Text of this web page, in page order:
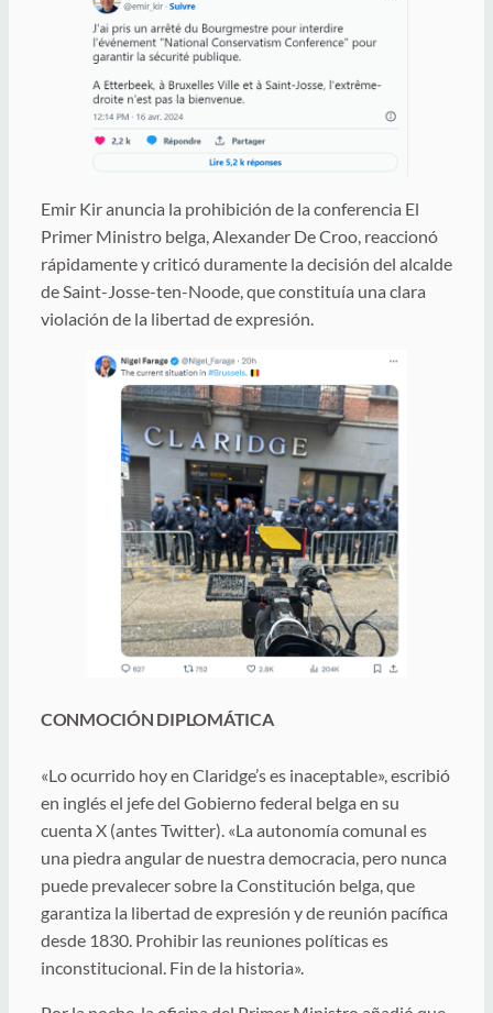
Emir Kir anuncia la prohibición de la conferencia El
Primer Ministro belga, Alexander De Croo, reaccionó
rápidamente y criticó duramente la decisión del alcalde
de Saint-Josse-ten-Noode, que constituía una clara
violación de la libertad de expresión.
CONMOCIÓN DIPLOMÁTICA
«Lo ocurrido hoy en Claridge’s es inaceptable», escribió
en inglés el jefe del Gobierno federal belga en su
cuenta X (antes Twitter). «La autonomía comunal es
una piedra angular de nuestra democracia, pero nunca
puede prevalecer sobre la Constitución belga, que
garantiza la libertad de expresión y de reunión pacífica
desde 1830. Prohibir las reuniones políticas es
inconstitucional. Fin de la historia».